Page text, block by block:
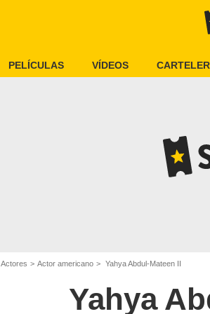
PELÍCULAS VÍDEOS
Actores Actor americano Yahya Abdul-Mateen II
Yahya